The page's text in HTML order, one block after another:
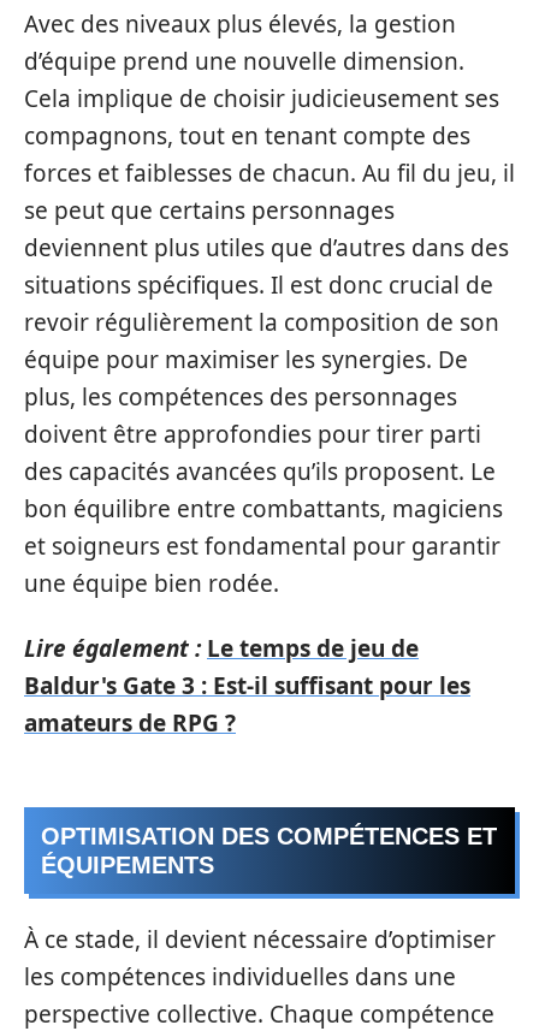
Avec des niveaux plus élevés, la gestion
d’équipe prend une nouvelle dimension.
Cela implique de choisir judicieusement ses
compagnons, tout en tenant compte des
forces et faiblesses de chacun. Au fil du jeu, il
se peut que certains personnages
deviennent plus utiles que d’autres dans des
situations spécifiques. Il est donc crucial de
revoir régulièrement la composition de son
équipe pour maximiser les synergies. De
plus, les compétences des personnages
doivent être approfondies pour tirer parti
des capacités avancées qu’ils proposent. Le
bon équilibre entre combattants, magiciens
et soigneurs est fondamental pour garantir
une équipe bien rodée.
Lire également : Le temps de jeu de
Baldur's Gate 3 : Est-il suffisant pour les
amateurs de RPG ?
OPTIMISATION DES COMPÉTENCES ET
ÉQUIPEMENTS
À ce stade, il devient nécessaire d’optimiser
les compétences individuelles dans une
perspective collective. Chaque compétence